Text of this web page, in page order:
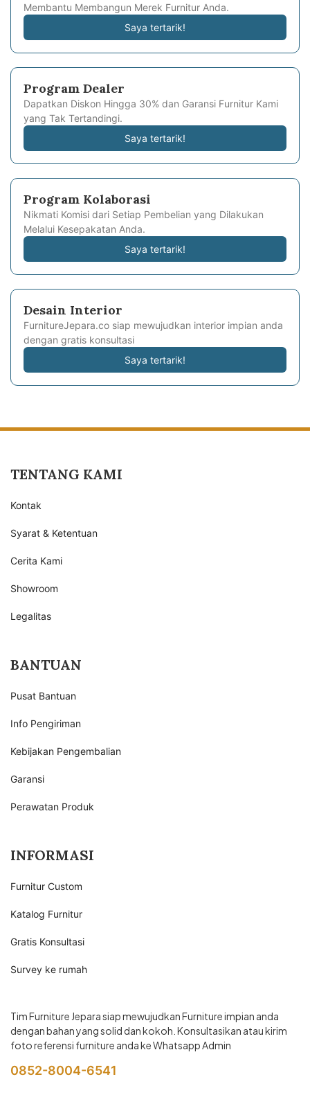
Membantu Membangun Merek Furnitur Anda.
Saya tertarik!
Program Dealer
Dapatkan Diskon Hingga 30% dan Garansi Furnitur Kami
yang Tak Tertandingi.
Saya tertarik!
Program Kolaborasi
Nikmati Komisi dari Setiap Pembelian yang Dilakukan
Melalui Kesepakatan Anda.
Saya tertarik!
Desain Interior
FurnitureJepara.co siap mewujudkan interior impian anda
dengan gratis konsultasi
Saya tertarik!
TENTANG KAMI
Kontak
Syarat & Ketentuan
Cerita Kami
Showroom
Legalitas
BANTUAN
Pusat Bantuan
Info Pengiriman
Kebijakan Pengembalian
Garansi
Perawatan Produk
INFORMASI
Furnitur Custom
Katalog Furnitur
Gratis Konsultasi
Survey ke rumah
Tim Furniture Jepara siap mewujudkan Furniture impian anda
dengan bahan yang solid dan kokoh. Konsultasikan atau kirim
foto referensi furniture anda ke Whatsapp Admin
0852-8004-6541